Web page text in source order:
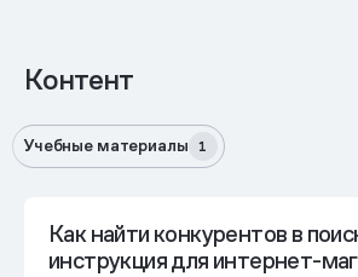
Контент
Учебные материалы 1
Как найти конкурентов в
инструкция для интернет-